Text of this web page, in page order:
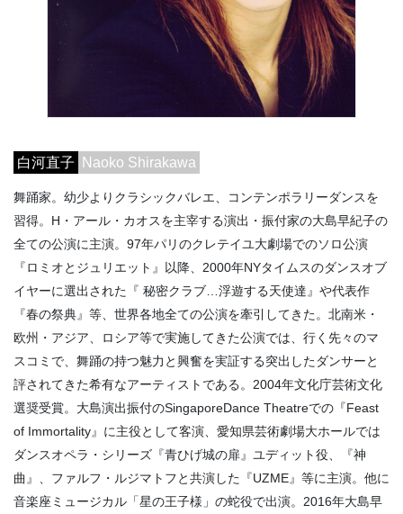
白河直子 Naoko Shirakawa
舞踊家。幼少よりクラシックバレエ、コンテンポラリーダンスを
習得。H・アール・カオスを主宰する演出・振付家の大島早紀子の
全ての公演に主演。97年パリのクレテイユ大劇場でのソロ公演
『ロミオとジュリエット』以降、2000年NYタイムスのダンスオブ
イヤーに選出された『 秘密クラブ…浮遊する天使達』や代表作
『春の祭典』等、世界各地全ての公演を牽引してきた。北南米・
欧州・アジア、ロシア等で実施してきた公演では、行く先々のマ
スコミで、舞踊の持つ魅力と興奮を実証する突出したダンサーと
評されてきた希有なアーティストである。2004年文化庁芸術文化
選奨受賞。大島演出振付のSingaporeDance Theatreでの『Feast
of Immortality』に主役として客演、愛知県芸術劇場大ホールでは
ダンスオペラ・シリーズ『青ひげ城の扉』ユディット役、『神
曲』、ファルフ・ルジマトフと共演した『UZME』等に主演。他に
音楽座ミュージカル「星の王子様」の蛇役で出演。2016年大島早